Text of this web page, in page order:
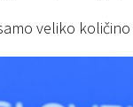
veliko